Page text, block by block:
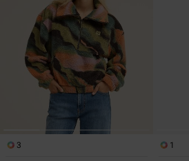
3
1